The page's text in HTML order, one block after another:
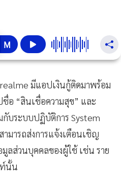
มีแอปเงินกู้ติดมาพร้อม
อ “สินเชื่อความสุข” และ
กับระบบปฏิบัติการ System
มารถส่งการแจ้งเตือนเชิญ
มูลส่วนบุคคลของผู้ใช้ เช่น ราย
นั้น